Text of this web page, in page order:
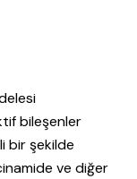
bileşenler
bir şekilde
ve diğer